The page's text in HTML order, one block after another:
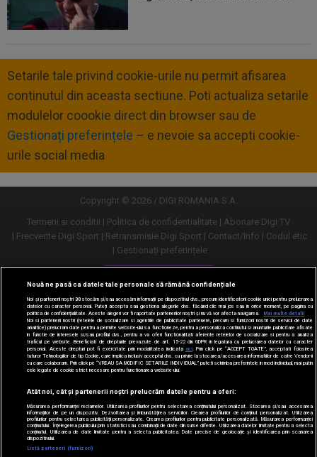
Setarile tale privind cookie-urile nu permit afisarea
continutul din aceasta sectiune. Poti actualiza setarile
modulelor coookie direct din browser sau de
Gestionați preferințele – e nevoie sa accepti cookie-
urile social media
Copyright © 2026 / DIGI ROMANIA S.A.
Termeni si conditii
Politica de confidentialitate
Abonare Digi TV
Frecvente Digi Sport
Retransmisie Digi Sport Contact/Info
Codul etic
Gestionați preferințele
Versiune desktop
Nouă ne pasă ca datele tale personale să rămână confidențiale
Noi și partenerii noștri30stocăm și/sau accesăm informații pe dispozitivul dvs., precum identificatorii cookie unici pentru prelucrarea
datelor cu caracter personal. Puteți accepta sau gestiona alegerile dvs. făcând clic mai jos sau în orice moment, pe pagina cu
politica de confidențialitate. Aceste alegeri vor fi raportate partenerilor noștri și nu vă vor afecta navigarea.
Mai multe detalii
Noi si partenerii nostri (retelele de socializare si agentiile de publicitate partenere, precum si furnizorii nostri de servicii de date
analitice) prelucram date pentru a permite website-ului sa functioneze, pentru a personaliza continutul si anunturile publicitare afisate
in functie de interesele si/sau profilul dvs., pentru a va oferi functionalitati aferente retelelor de socializare si pentru a analiza
traficul pe website. Beneficiati de drepturile prevazute de art. 15-22 din GDPR in legatura cu prelucrarea datelor cu caracter
personal. Aceste drepturi pot fi exercitate prin modalitatea indicata aici. Prin click pe “ACCEPT TOATE”, acceptati folosirea
tuturor Tehnologiilor de tip Cookie, care implica inclusiv acceptul dvs. cu privire la stocarea/accesarea informatiilor de catre Vendor-ii
cu care colaboram. Prin click pe “VREAU SA MODIFIC SETARILE INDIVIDUAL” puteti schimba preferintele in mod individual, mai putin
cele legate de cookie strict necesare pentru functionarea website-ului.
Atât noi, cât și partenerii noștri prelucrăm datele pentru a oferi:
Măsurarea performanței reclamelor. Utilizarea profilurilor pentru selectarea conținutului personalizat. Stocarea și/sau accesarea
informațiilor de pe un dispozitiv. Dezvoltarea și îmbunătățirea serviciilor. Crearea profilurilor de conținut personalizat. Utilizarea
profilurilor pentru selectarea publicității personalizate. Crearea profilurilor pentru publicitate personalizată. Măsurarea performanței
conținutului. Înțelegerea publicului prin statistici sau combinații de date din surse diferite. Utilizarea datelor limitate pentru a selecta
conținutul. Utilizarea de date limitate pentru a selecta publicitatea. Date precise de geolocație și identificarea prin scanarea
dispozitivului.
Listă parteneri (furnizori)